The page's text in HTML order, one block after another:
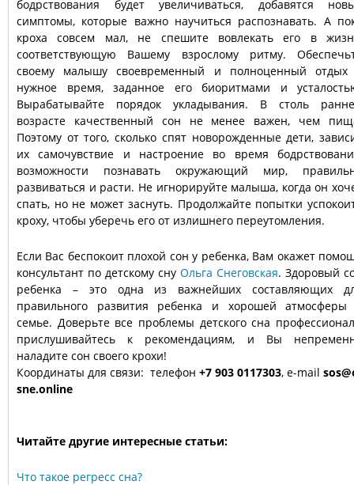
бодрствования будет увеличиваться, добавятся
симптомы, которые важно научиться распознавать. А
кроха совсем мал, не спешите вовлекать его в
соответствующую Вашему взрослому ритму.
своему малышу своевременный и полноценный отдых
нужное время, заданное его биоритмами и
Вырабатывайте порядок укладывания. В столь
возрасте качественный сон не менее важен, чем
Поэтому от того, сколько спят новорожденные дети,
их самочувствие и настроение во время
возможности познавать окружающий мир,
развиваться и расти. Не игнорируйте малыша, когда он
спать, но не может заснуть. Продолжайте попытки
кроху, чтобы уберечь его от излишнего переутомления.
Если Вас беспокоит плохой сон у ребенка, Вам окажет
консультант по детскому сну Ольга Снеговская. Здоровый
ребенка – это одна из важнейших составляющих
правильного развития ребенка и хорошей
семье. Доверьте все проблемы детского сна
прислушивайтесь к рекомендациям, и Вы
наладите сон своего крохи!
Координаты для связи: телефон +7 903 0117303, e-mail
sne.online
Читайте другие интересные статьи:
Что такое регресс сна?